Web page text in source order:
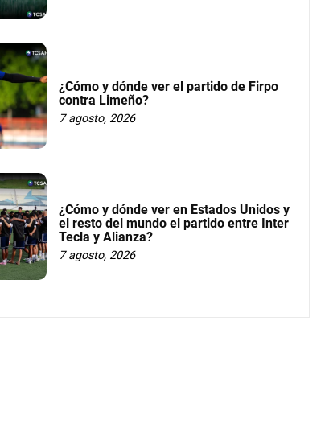
¿Cómo y dónde ver el partido de Firpo
contra Limeño?
7 agosto, 2026
¿Cómo y dónde ver en Estados Unidos y
el resto del mundo el partido entre Inter
Tecla y Alianza?
7 agosto, 2026